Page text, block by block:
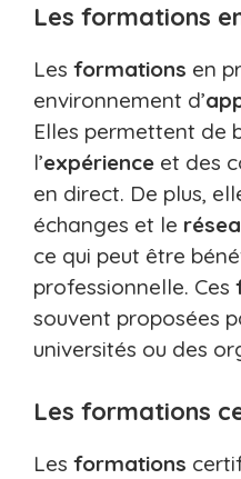
Les formations
Les formations en
environnement d’
Elles permettent de
l’expérience et des
en direct. De plus,
échanges et le
ce qui peut être
professionnelle. Ces
souvent proposées
universités ou des
Les formations
Les formations